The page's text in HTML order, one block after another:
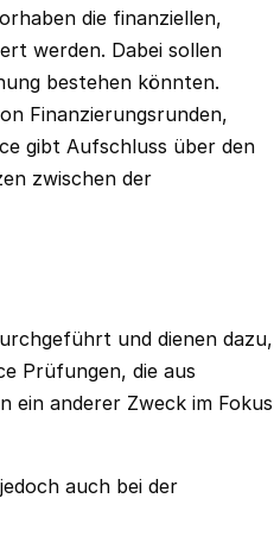
die finanziellen,
werden. Dabei sollen
bestehen könnten.
Finanzierungsrunden,
gibt Aufschluss über den
zwischen der
und dienen dazu,
Prüfungen, die aus
ein anderer Zweck im Fokus
auch bei der